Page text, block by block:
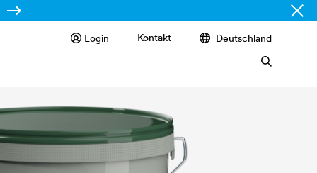
Login Kontakt Deutschland